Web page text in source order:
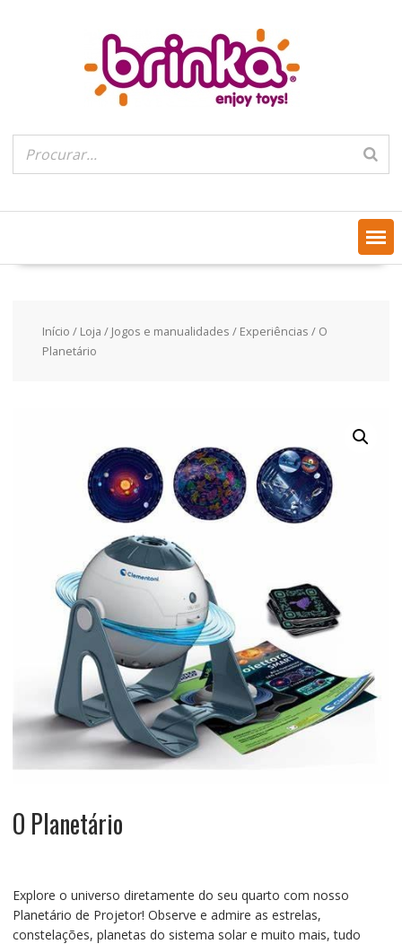
Início / Loja / Jogos e manualidades / Experiências / O
Planetário
O Planetário
Explore o universo diretamente do seu quarto com nosso
Planetário de Projetor! Observe e admire as estrelas,
constelações, planetas do sistema solar e muito mais, tudo